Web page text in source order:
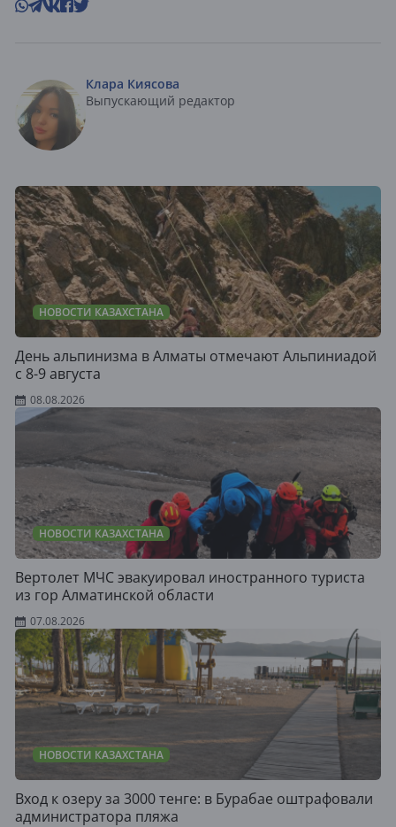
Клара Киясова
Выпускающий редактор
НОВОСТИ КАЗАХСТАНА
День альпинизма в Алматы отмечают Альпиниадой
с 8-9 августа
08.08.2026
НОВОСТИ КАЗАХСТАНА
Вертолет МЧС эвакуировал иностранного туриста
из гор Алматинской области
07.08.2026
НОВОСТИ КАЗАХСТАНА
Вход к озеру за 3000 тенге: в Бурабае оштрафовали
администратора пляжа